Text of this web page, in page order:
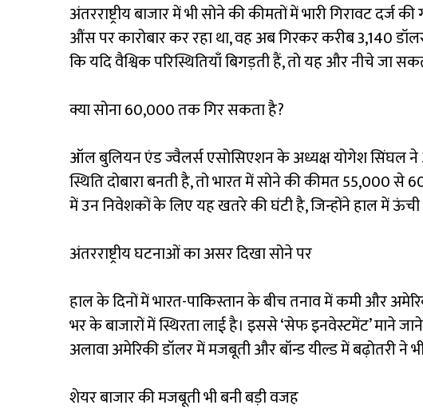
अंतरराष्ट्रीय बाजार में भी सोने की कीमतों में भारी गिरावट दर्ज
औंस पर कारोबार कर रहा था, वह अब गिरकर करीब 3,140
कि यदि वैश्विक परिस्थितियाँ बिगड़ती हैं, तो यह और नीचे जा
क्या सोना ₹60,000 तक गिर सकता है?
ऑल बुलियन एंड ज्वैलर्स एसोसिएशन के अध्यक्ष योगेश सिंघल
स्थिति दोबारा बनती है, तो भारत में सोने की कीमत ₹55,000
में उन निवेशकों के लिए यह खतरे की घंटी है, जिन्होंने हाल में ऊंची
अंतरराष्ट्रीय घटनाओं का असर दिखा सोने पर
हाल के दिनों में भारत-पाकिस्तान के बीच तनाव में कमी और
भर के बाजारों में स्थिरता लाई है। इससे ‘सेफ इनवेस्टमेंट’ माने
अलावा अमेरिकी डॉलर में मजबूती और बॉन्ड यील्ड में बढ़ोतरी ने
शेयर बाजार की मजबूती भी बनी बड़ी वजह